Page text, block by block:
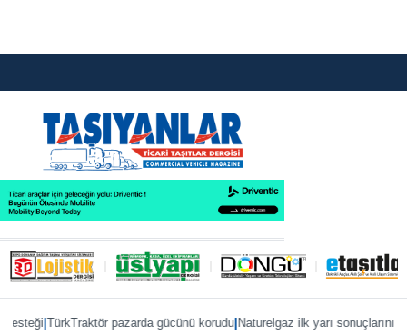
|TürkTraktör pazarda gücünü korudu|Naturelgaz ilk yarı sonuçlarını